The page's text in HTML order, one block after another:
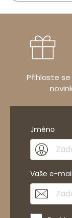
Přihlaste
Jméno
Vaše e-